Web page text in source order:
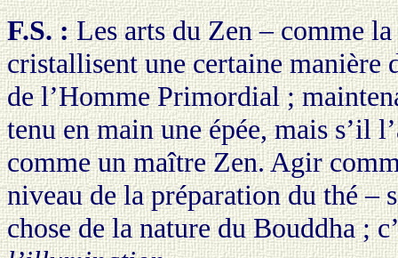
F.S. :Les arts du Zen – comme
cristallisent une certaine manière
de l’Homme Primordial ;
tenu en main une épée, mais s’il
comme un maître Zen. Agir
niveau de la préparation du thé –
chose de la nature du Bouddha ;